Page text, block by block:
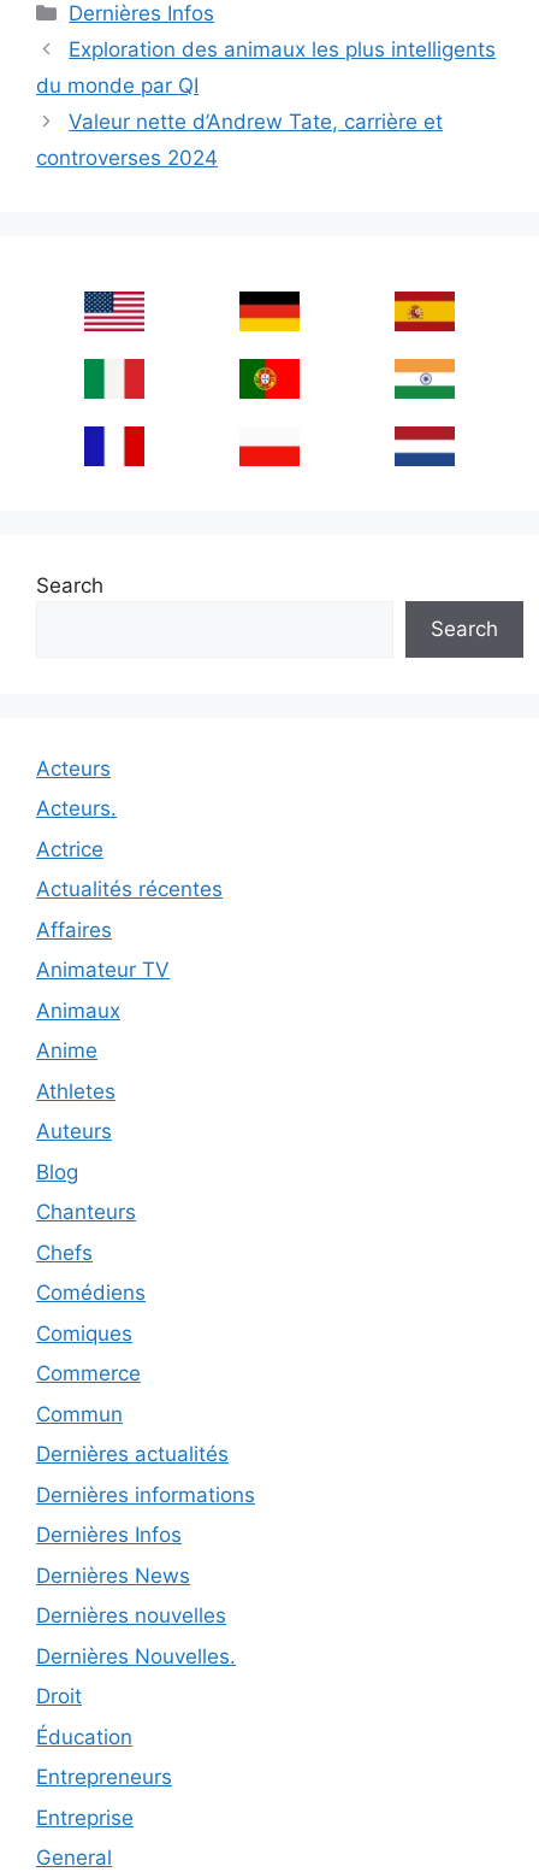
Categories
Dernières Infos
Exploration des animaux les plus intelligents
du monde par QI
Valeur nette d’Andrew Tate, carrière et
controverses 2024
Search
Search
Acteurs
Acteurs.
Actrice
Actualités récentes
Affaires
Animateur TV
Animaux
Anime
Athletes
Auteurs
Blog
Chanteurs
Chefs
Comédiens
Comiques
Commerce
Commun
Dernières actualités
Dernières informations
Dernières Infos
Dernières News
Dernières nouvelles
Dernières Nouvelles.
Droit
Éducation
Entrepreneurs
Entreprise
General